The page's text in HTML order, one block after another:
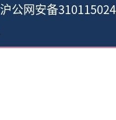
沪公网安备